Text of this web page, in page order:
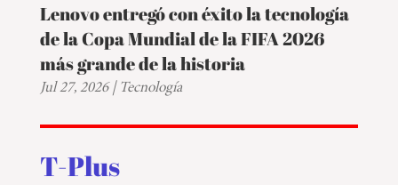
Lenovo entregó con éxito la tecnología
de la Copa Mundial de la FIFA 2026
más grande de la historia
Jul 27, 2026|Tecnología
T-Plus